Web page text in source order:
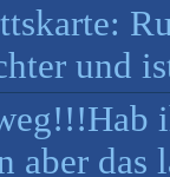
und
aber das